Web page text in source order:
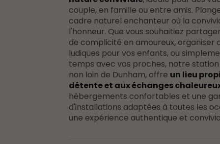
couple, en famille ou entre amis.
cadre naturel enchanteur où la
l'honneur. Que vous souhaitiez
de complicité en amoureux, organiser
ludiques pour vos enfants, ou
temps avec vos proches, notre
non loin de Dunham, offre un lieu
détente et aux échanges
hébergements confortables et une
d'installations adaptées à toutes les
une expérience authentique et